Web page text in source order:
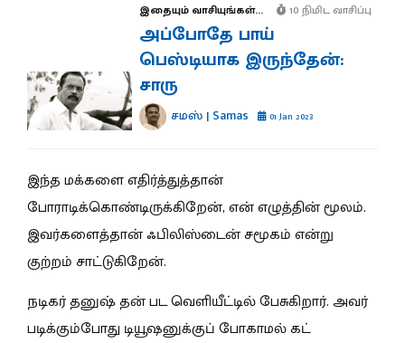
இதையும் வாசியுங்கள்... 10 நிமிட வாசிப்பு
அப்போதே பாய்
பெஸ்டியாக இருந்தேன்:
சாரு
சமஸ் | Samas 01 Jan 2023
இந்த மக்களை எதிர்த்துத்தான்
போராடிக்கொண்டிருக்கிறேன், என் எழுத்தின் மூலம்.
இவர்களைத்தான் ஃபிலிஸ்டைன் சமூகம் என்று
குற்றம் சாட்டுகிறேன்.
நடிகர் தனுஷ் தன் பட வெளியீட்டில் பேசுகிறார். அவர்
படிக்கும்போது டியூஷனுக்குப் போகாமல் கட்